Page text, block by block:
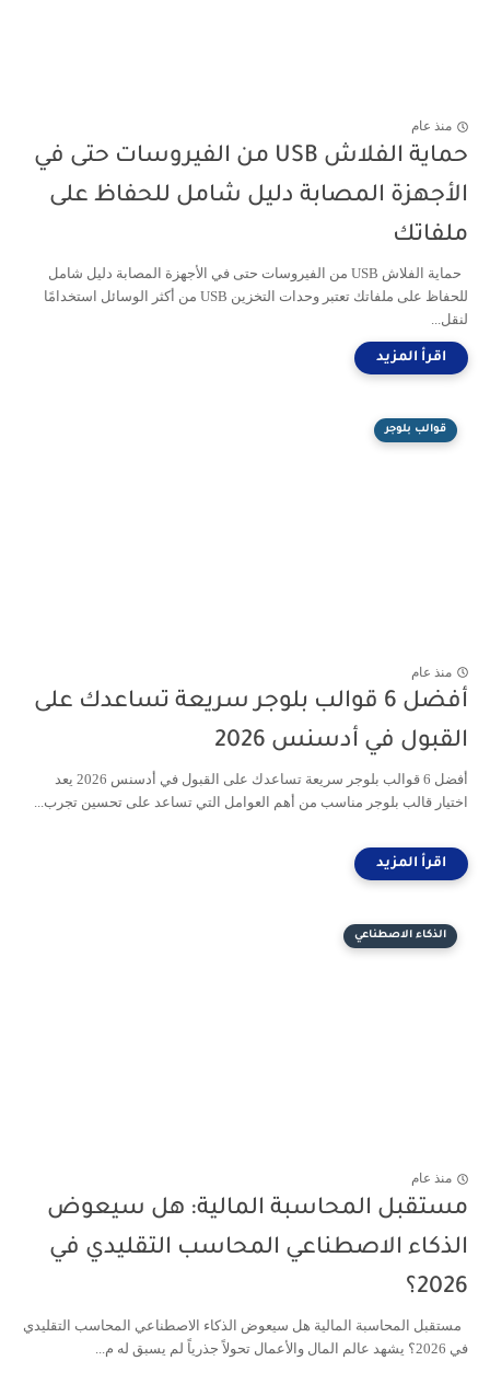
منذ عام
حماية الفلاش USB من الفيروسات حتى في
الأجهزة المصابة دليل شامل للحفاظ على
ملفاتك
حماية الفلاش USB من الفيروسات حتى في الأجهزة المصابة دليل شامل
للحفاظ على ملفاتك تعتبر وحدات التخزين USB من أكثر الوسائل استخدامًا
لنقل...
قوالب بلوجر
منذ عام
أفضل 6 قوالب بلوجر سريعة تساعدك على
القبول في أدسنس 2026
أفضل 6 قوالب بلوجر سريعة تساعدك على القبول في أدسنس 2026 يعد
اختيار قالب بلوجر مناسب من أهم العوامل التي تساعد على تحسين تجرب...
الذكاء الاصطناعي
منذ عام
مستقبل المحاسبة المالية: هل سيعوض
الذكاء الاصطناعي المحاسب التقليدي في
2026؟
مستقبل المحاسبة المالية هل سيعوض الذكاء الاصطناعي المحاسب التقليدي
في 2026؟ يشهد عالم المال والأعمال تحولاً جذرياً لم يسبق له م...